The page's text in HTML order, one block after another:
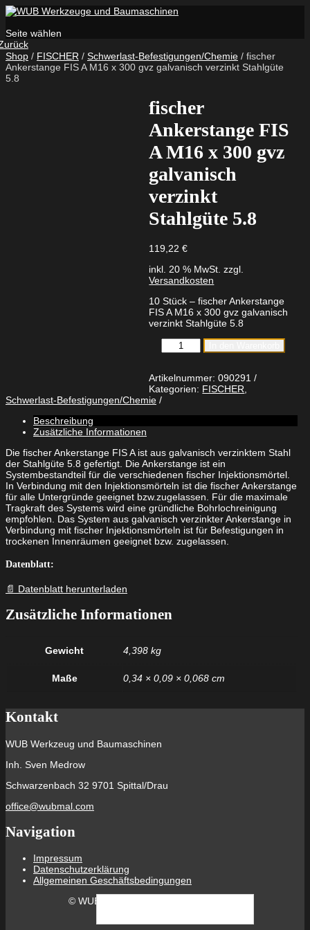
Seite wählen
Shop / FISCHER / Schwerlast-Befestigungen/Chemie / fischer
Ankerstange FIS A M16 x 300 gvz galvanisch verzinkt Stahlgüte
5.8
fischer
Ankerstange FIS
A M16 x 300 gvz
galvanisch
verzinkt
Stahlgüte 5.8
119,22€
inkl. 20 % MwSt. zzgl.
Versandkosten
10 Stück – fischer Ankerstange
FIS A M16 x 300 gvz galvanisch
verzinkt Stahlgüte 5.8
fischer
Ankerstange
A
M16
x
Stahlgüte
5.8
Menge
Artikelnummer:090291
Kategorien: FISCHER
Schwerlast-Befestigungen/Chemie
Beschreibung
Zusätzliche Informationen
Die fischer Ankerstange FIS A ist aus galvanisch verzinktem Stahl
der Stahlgüte 5.8 gefertigt. Die Ankerstange ist ein
Systembestandteil für die verschiedenen fischer Injektionsmörtel.
In Verbindung mit den Injektionsmörteln ist die fischer Ankerstange
für alle Untergründe geeignet bzw.zugelassen. Für die maximale
Tragkraft des Systems wird eine gründliche Bohrlochreinigung
empfohlen. Das System aus galvanisch verzinkter Ankerstange in
Verbindung mit fischer Injektionsmörteln ist für Befestigungen in
trockenen Innenräumen geeignet bzw. zugelassen.
Datenblatt:
📄 Datenblatt herunterladen
Zusätzliche Informationen
Gewicht 4,398 kg
Maße 0,34 × 0,09 × 0,068 cm
Kontakt
WUB Werkzeug und Baumaschinen
Inh. Sven Medrow
Schwarzenbach 32 9701 Spittal/Drau
office@wubmal.com
Navigation
Impressum
Datenschutzerklärung
Allgemeinen Geschäftsbedingungen
© WUB Werkzeuge und Baumschinen